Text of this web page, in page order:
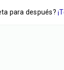
para después?